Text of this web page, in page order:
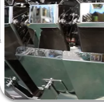
PRODUKTE
ÜBER
UNS